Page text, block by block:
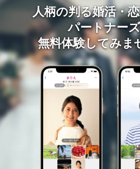
人柄の判る婚活・
パートナー
無料体験してみま